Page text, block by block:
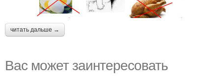
читать дальше →
Вас может заинтересовать